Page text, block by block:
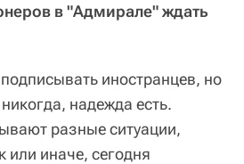
в "Адмирале" ждать
иностранцев, но
надежда есть.
разные ситуации,
или иначе, сегодня